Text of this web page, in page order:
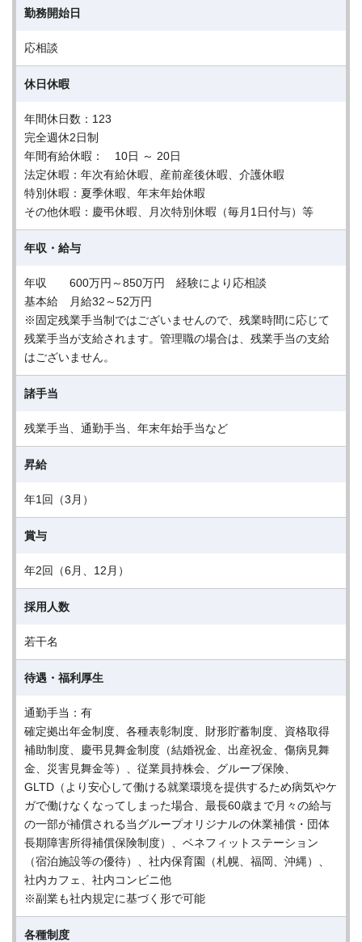
勤務開始日
応相談
休日休暇
年間休日数：123
完全週休2日制
年間有給休暇： 10日 ～ 20日
法定休暇：年次有給休暇、産前産後休暇、介護休暇
特別休暇：夏季休暇、年末年始休暇
その他休暇：慶弔休暇、月次特別休暇（毎月1日付与）等
年収・給与
年収 600万円～850万円 経験により応相談
基本給 月給32～52万円
※固定残業手当制ではございませんので、残業時間に応じて
残業手当が支給されます。管理職の場合は、残業手当の支給
はございません。
諸手当
残業手当、通勤手当、年末年始手当など
昇給
年1回（3月）
賞与
年2回（6月、12月）
採用人数
若干名
待遇・福利厚生
通勤手当：有
確定拠出年金制度、各種表彰制度、財形貯蓄制度、資格取得
補助制度、慶弔見舞金制度（結婚祝金、出産祝金、傷病見舞
金、災害見舞金等）、従業員持株会、グループ保険、
GLTD（より安心して働ける就業環境を提供するため病気やケ
ガで働けなくなってしまった場合、最長60歳まで月々の給与
の一部が補償される当グループオリジナルの休業補償・団体
長期障害所得補償保険制度）、ベネフィットステーション
（宿泊施設等の優待）、社内保育園（札幌、福岡、沖縄）、
社内カフェ、社内コンビニ他
※副業も社内規定に基づく形で可能
各種制度